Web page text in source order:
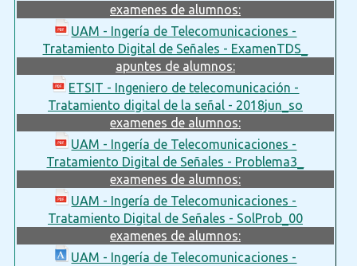
examenes de alumnos:
UAM - Ingería de Telecomunicaciones -
Tratamiento Digital de Señales - ExamenTDS_
apuntes de alumnos:
ETSIT - Ingeniero de telecomunicación -
Tratamiento digital de la señal - 2018jun_so
examenes de alumnos:
UAM - Ingería de Telecomunicaciones -
Tratamiento Digital de Señales - Problema3_
examenes de alumnos:
UAM - Ingería de Telecomunicaciones -
Tratamiento Digital de Señales - SolProb_00
examenes de alumnos:
UAM - Ingería de Telecomunicaciones -